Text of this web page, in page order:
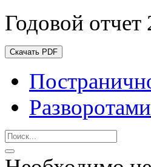
Годовой отчет
Скачать PDF
Разворотами